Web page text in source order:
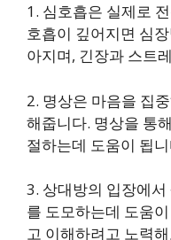
1. 심호흡은 실제로
호흡이 깊어지면 심
아지며, 긴장과 스트
2. 명상은 마음을 집
해줍니다. 명상을 통
절하는데 도움이 됩
3. 상대방의 입장에
를 도모하는데 도움
고 이해하려고 노력